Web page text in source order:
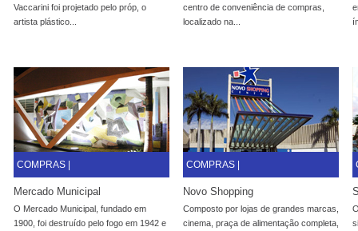
Vaccarini foi projetado pelo próp, o
artista plástico...
centro de conveniência de compras,
localizado na...
COMPRAS |
Mercado Municipal
O Mercado Municipal, fundado em
1900, foi destruído pelo fogo em 1942 e
COMPRAS |
Novo Shopping
Composto por lojas de grandes marcas,
cinema, praça de alimentação completa,